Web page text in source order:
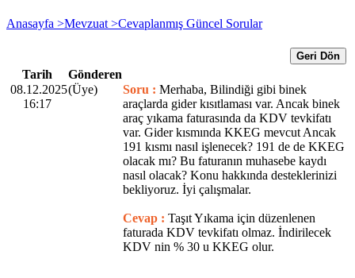
Anasayfa >Mevzuat >Cevaplanmış Güncel Sorular
Geri Dön
Tarih
Gönderen
08.12.2025
16:17
(Üye) Soru : Merhaba, Bilindiği gibi binek
araçlarda gider kısıtlaması var. Ancak binek
araç yıkama faturasında da KDV tevkifatı
var. Gider kısmında KKEG mevcut Ancak
191 kısmı nasıl işlenecek? 191 de de KKEG
olacak mı? Bu faturanın muhasebe kaydı
nasıl olacak? Konu hakkında desteklerinizi
bekliyoruz. İyi çalışmalar.
Cevap : Taşıt Yıkama için düzenlenen
faturada KDV tevkifatı olmaz. İndirilecek
KDV nin % 30 u KKEG olur.